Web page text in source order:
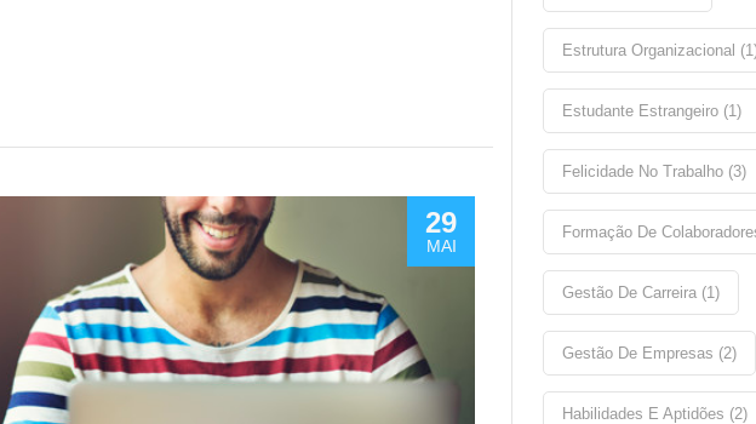
29
MAI
Estrutura Organizacional
Estudante Estrangeiro (1)
Felicidade No Trabalho (3)
Formação De
Gestão De Carreira (1)
Gestão De Empresas (2)
Habilidades E Aptidões (2)